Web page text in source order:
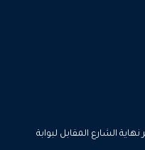
الشارع المقابل لبوابة